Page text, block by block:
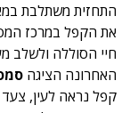
התחזית משתלבת
את הקפל במרכז
האחרונה הציגה
קפל נראה לעין,